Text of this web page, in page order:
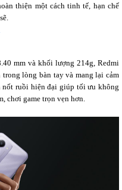
thiện một cách tinh tế, hạn chế
mm và khối lượng 214g, Redmi
lòng bàn tay và mang lại cảm
nốt ruồi hiện đại giúp tối ưu không
chơi game trọn vẹn hơn.